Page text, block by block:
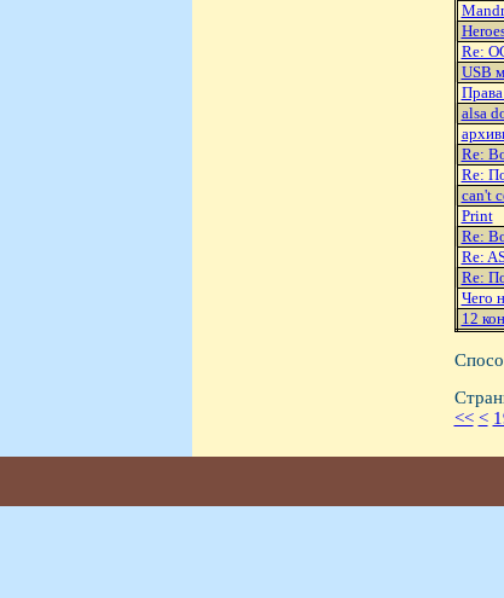
Re:
USB
alsa
Re:
Re:
can't
Print
Re:
Re:
Re:
Чего
12
<< <